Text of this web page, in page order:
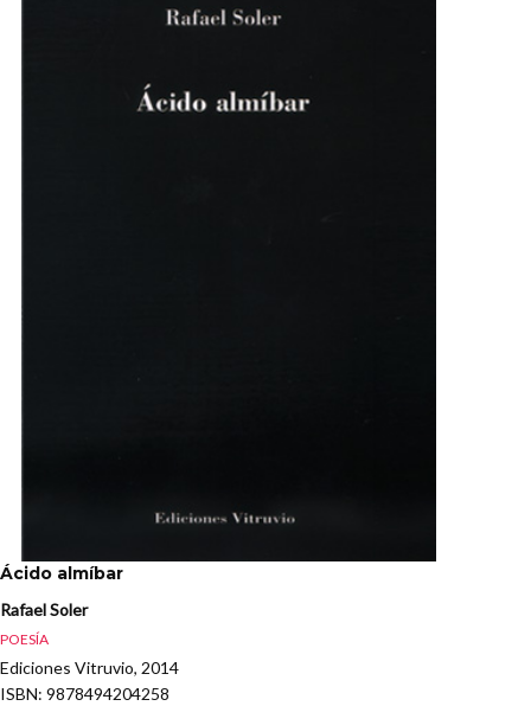
Ácido almíbar
Rafael Soler
POESÍA
Ediciones Vitruvio, 2014
ISBN: 9878494204258